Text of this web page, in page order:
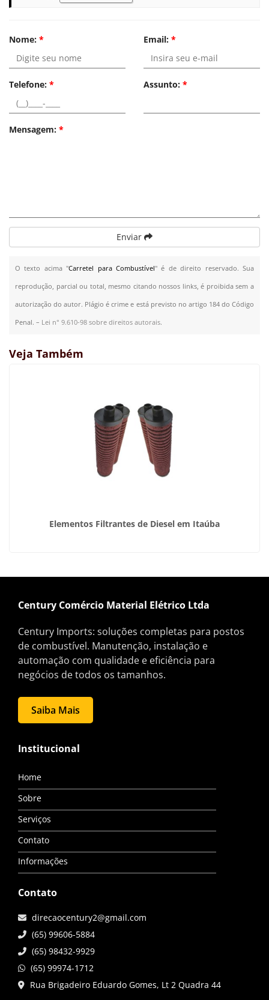
Nome: * Email: *
Telefone: * Assunto: *
Mensagem: *
Enviar
O texto acima "Carretel para Combustível" é de direito reservado. Sua
reprodução, parcial ou total, mesmo citando nossos links, é proibida sem a
autorização do autor. Plágio é crime e está previsto no artigo 184 do Código
Penal. – Lei n° 9.610-98 sobre direitos autorais.
Veja Também
Elementos Filtrantes de Diesel em Itaúba
Century Comércio Material Elétrico Ltda
Century Imports: soluções completas para postos
de combustível. Manutenção, instalação e
automação com qualidade e eficiência para
negócios de todos os tamanhos.
Saiba Mais
Institucional
Home
Sobre
Serviços
Contato
Informações
Contato
direcaocentury2@gmail.com
(65) 99606-5884
(65) 98432-9929
(65) 99974-1712
Rua Brigadeiro Eduardo Gomes, Lt 2 Quadra 44